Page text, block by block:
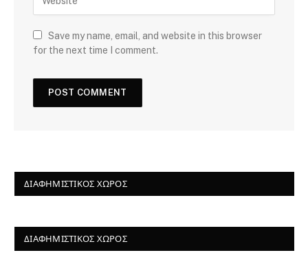
Save my name, email, and website in this browser
for the next time I comment.
ΔΙΑΦΗΜΙΣΤΙΚΌΣ ΧΏΡΟΣ
ΔΙΑΦΗΜΙΣΤΙΚΌΣ ΧΏΡΟΣ